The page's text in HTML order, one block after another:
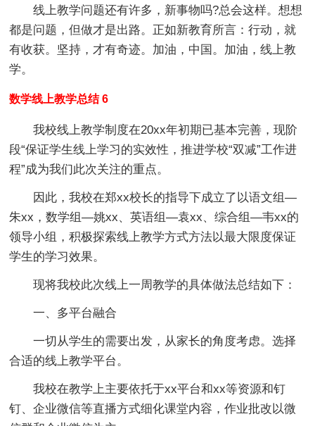
线上教学问题还有许多，新事物吗?总会这样。想想
都是问题，但做才是出路。正如新教育所言：行动，就
有收获。坚持，才有奇迹。加油，中国。加油，线上教
学。
数学线上教学总结 6
我校线上教学制度在20xx年初期已基本完善，现阶
段“保证学生线上学习的实效性，推进学校“双减”工作进
程”成为我们此次关注的重点。
因此，我校在郑xx校长的指导下成立了以语文组—
朱xx，数学组—姚xx、英语组—袁xx、综合组—韦xx的
领导小组，积极探索线上教学方式方法以最大限度保证
学生的学习效果。
现将我校此次线上一周教学的具体做法总结如下：
一、多平台融合
一切从学生的需要出发，从家长的角度考虑。选择
合适的线上教学平台。
我校在教学上主要依托于xx平台和xx等资源和钉
钉、企业微信等直播方式细化课堂内容，作业批改以微